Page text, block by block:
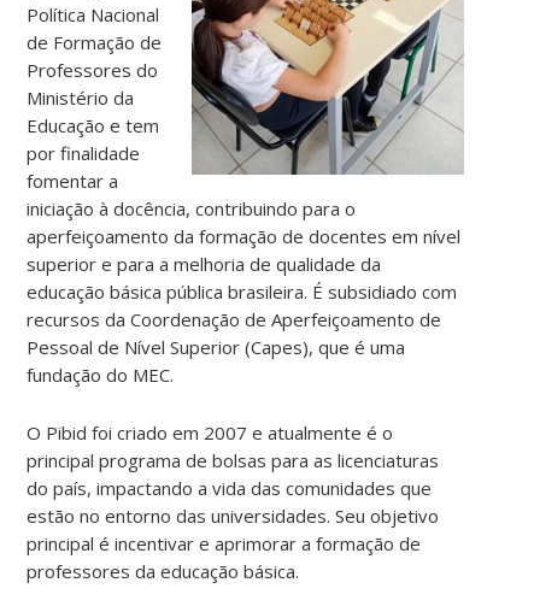
Política Nacional
de Formação de
Professores do
Ministério da
Educação e tem
por finalidade
fomentar a
iniciação à docência, contribuindo para o
aperfeiçoamento da formação de docentes em nível
superior e para a melhoria de qualidade da
educação básica pública brasileira. É subsidiado com
recursos da Coordenação de Aperfeiçoamento de
Pessoal de Nível Superior (Capes), que é uma
fundação do MEC.
O Pibid foi criado em 2007 e atualmente é o
principal programa de bolsas para as licenciaturas
do país, impactando a vida das comunidades que
estão no entorno das universidades. Seu objetivo
principal é incentivar e aprimorar a formação de
professores da educação básica.